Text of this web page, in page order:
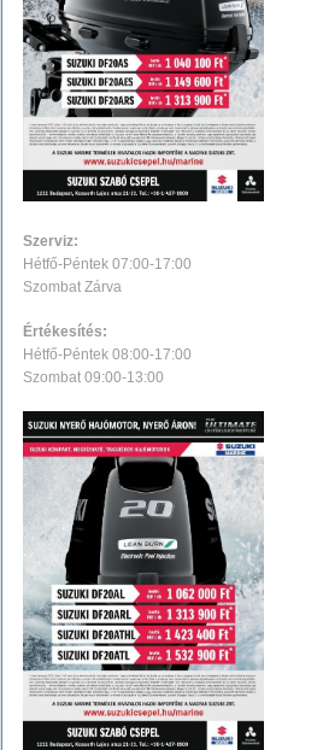
Szerviz:
Hétfő-Péntek 07:00-17:00
Szombat Zárva
Értékesítés:
Hétfő-Péntek 08:00-17:00
Szombat 09:00-13:00